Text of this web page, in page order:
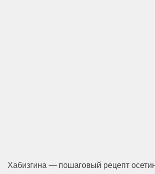
Хабизгина — пошаговый рецепт